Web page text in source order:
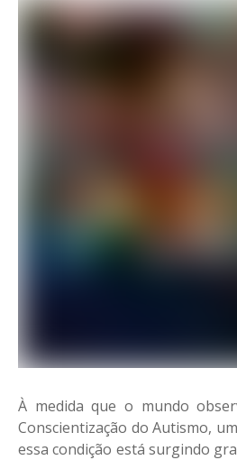
À medida que o mundo
Conscientização do Autismo,
essa condição está surgindo